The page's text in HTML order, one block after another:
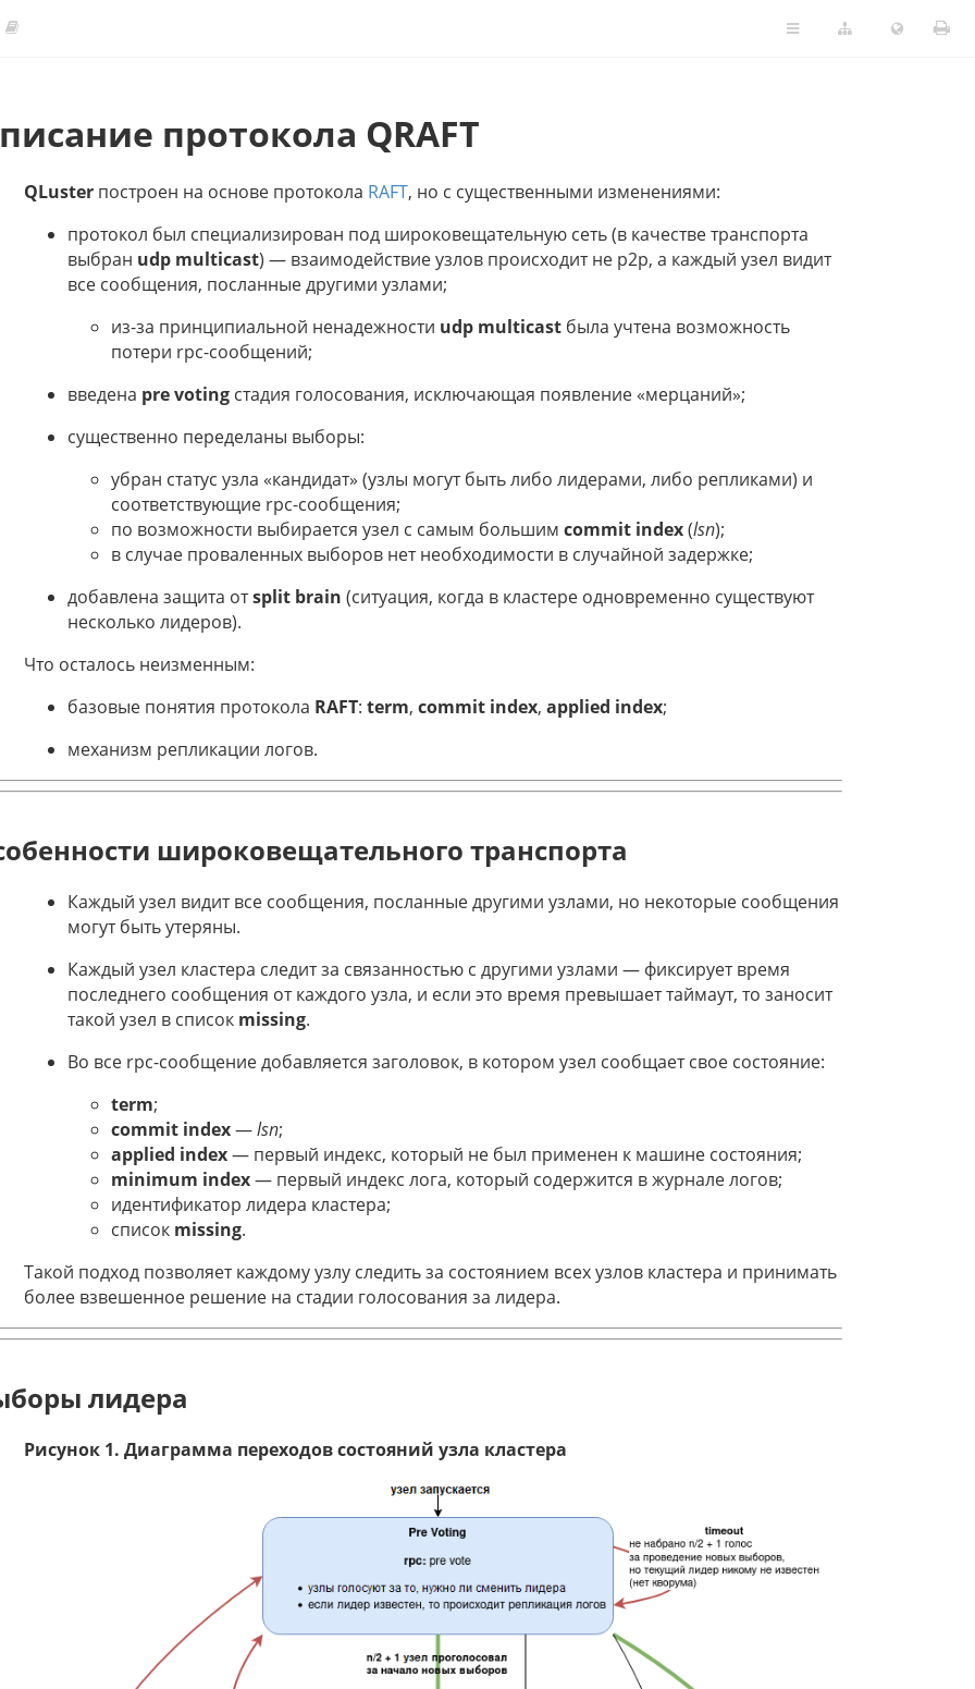
протокола QRAFT
QLuster построен на основе протокола RAFT, но с существенными изменениями:
протокол был специализирован под широковещательную сеть (в качестве транспорта
выбран udp multicast) — взаимодействие узлов происходит не p2p, а каждый узел видит
все сообщения, посланные другими узлами;
из-за принципиальной ненадежности udp multicast была учтена возможность
потери rpc-сообщений;
введена pre voting стадия голосования, исключающая появление «мерцаний»;
существенно переделаны выборы:
убран статус узла «кандидат» (узлы могут быть либо лидерами, либо репликами) и
соответствующие rpc-сообщения;
по возможности выбирается узел с самым большим commit index(lsn);
в случае проваленных выборов нет необходимости в случайной задержке;
добавлена защита отsplit brain (ситуация, когда в кластере одновременно существуют
несколько лидеров).
Что осталось неизменным:
базовые понятия протокола RAFT: term, commit index, applied index;
механизм репликации логов.
широковещательного транспорта
Каждый узел видит все сообщения, посланные другими узлами, но некоторые сообщения
могут быть утеряны.
Каждый узел кластера следит за связанностью с другими узлами — фиксирует время
последнего сообщения от каждого узла, и если это время превышает таймаут, то заносит
такой узел в список missing.
Во все rpc-сообщение добавляется заголовок, в котором узел сообщает свое состояние:
term;
commit index—lsn;
applied index— первый индекс, который не был применен к машине состояния;
minimum index— первый индекс лога, который содержится в журнале логов;
идентификатор лидера кластера;
список missing.
Такой подход позволяет каждому узлу следить за состоянием всех узлов кластера и принимать
более взвешенное решение на стадии голосования за лидера.
лидера
Рисунок 1. Диаграмма переходов состояний узла кластера